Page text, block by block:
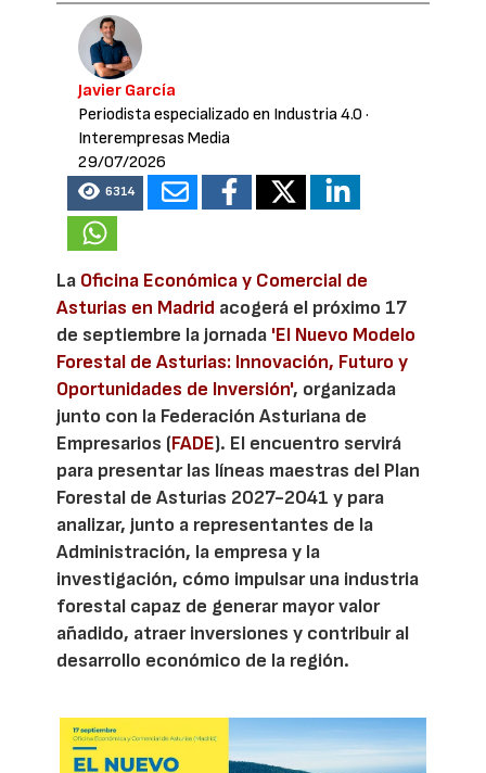
Javier García
Periodista especializado en Industria 4.0 ·
Interempresas Media
29/07/2026
6314
La Oficina Económica y Comercial de
Asturias en Madrid acogerá el próximo 17
de septiembre la jornada 'El Nuevo Modelo
Forestal de Asturias: Innovación, Futuro y
Oportunidades de Inversión', organizada
junto con la Federación Asturiana de
Empresarios (FADE). El encuentro servirá
para presentar las líneas maestras del Plan
Forestal de Asturias 2027-2041 y para
analizar, junto a representantes de la
Administración, la empresa y la
investigación, cómo impulsar una industria
forestal capaz de generar mayor valor
añadido, atraer inversiones y contribuir al
desarrollo económico de la región.